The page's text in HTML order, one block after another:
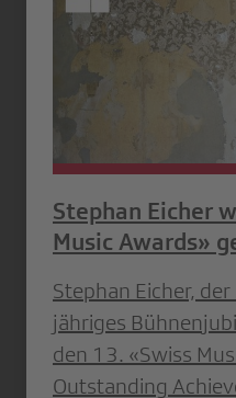
Stephan Eicher
Music Awards»
Stephan Eicher,
jähriges
den 13. «Swiss
Outstanding